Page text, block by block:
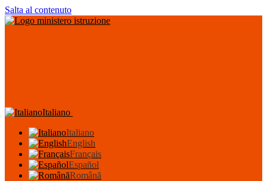
Salta al contenuto
Italiano
Italiano
English
Français
Español
Română